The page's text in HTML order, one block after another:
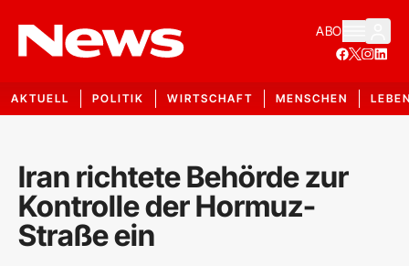
ABO
AKTUELL POLITIK WIRTSCHAFT MENSCHEN
Iran richtete Behörde zur
Kontrolle der Hormuz-
Straße ein